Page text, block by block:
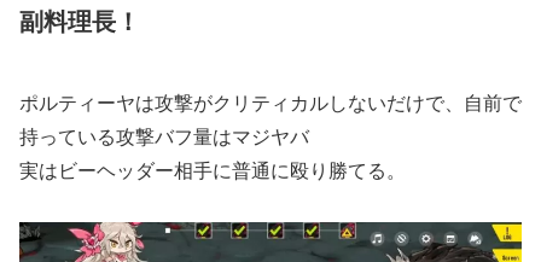
副料理長！
ポルティーヤは攻撃がクリティカルしないだけで、自前で
持っている攻撃バフ量はマジヤバ
実はビーヘッダー相手に普通に殴り勝てる。